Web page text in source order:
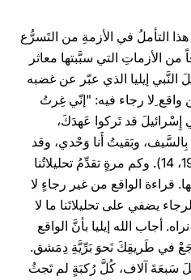
هذا التأملُ في الأزمةِ من التَسرُّع
الأزماتِ التي سبَّبتها معاثر
إيليا الذي عبّر عن غضبه
ِلا رجاء فيه: "إنّي غِرتُ
إِسْرائيلَ قد تَركوا عَهدَكَ،
بِالسَّيف، وبَقيتُ أَنا وَحْدي، وقد
طَلَبوا نَفْسي لِيأخُذوها" (1 مل 19، 14). وكم مرةٍ تقدِّمُ تحليلاتُنا
قراءة الواقع من غير رجاءٍ لا
يضفي على تحليلاتَنا ما لا
أجاب الله إيليا بأنَّ الواقع
في طَريقِكَ نَحوَ بَرِّيَّةِ دِمَشق.
سَبعَةَ آلاف، كُلَّ رُكبَةٍ لم تَجثُ